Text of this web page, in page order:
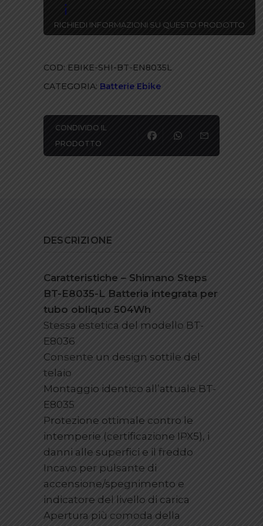
RICHIEDI INFORMAZIONI SU QUESTO PRODOTTO
COD: EBIKE-SHI-BT-EN8035L
CATEGORIA: Batterie Ebike
CONDIVIDO IL
PRODOTTO
DESCRIZIONE
Caratteristiche – Shimano Steps
BT-E8035-L Batteria integrata per
tubo obliquo 504Wh
Stessa estetica del modello BT-
E8036
Consente un design sottile del
telaio
Montaggio identico all’attuale BT-
E8035
Protezione ottimale contro le
intemperie (certificazione IPX5), i
danni alle superfici e il freddo
Incavo per pulsante di
accensione/spegnimento e
indicatore del livello di carica
Apertura più comoda della